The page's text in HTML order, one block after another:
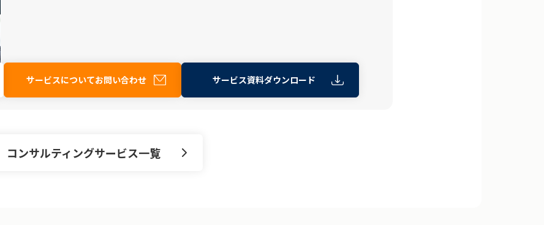
サービスについてお問い合わせ サービス資料ダウンロード
コンサルティングサービス一覧